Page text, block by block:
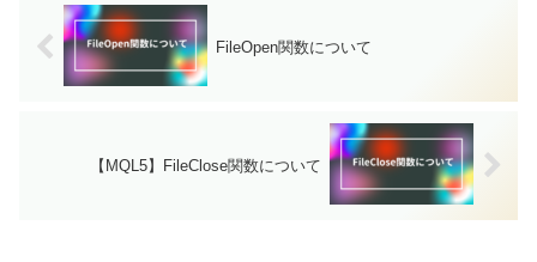
FileOpen関数について
【MQL5】FileClose関数について